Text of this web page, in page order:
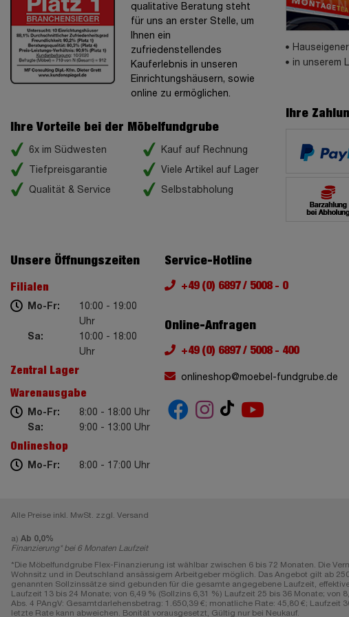
qualitative Beratung steht
für uns an erster Stelle, um
Ihnen ein
zufriedenstellendes
Kauferlebnis in unseren
Einrichtungshäusern, sowie
online zu ermöglichen.
Ihre Vorteile bei der Möbelfundgrube
6x im Südwesten
Tiefpreisgarantie
Qualität & Service
Kauf auf Rechnung
Viele Artikel auf Lager
Selbstabholung
in unserem
Ihre
Unsere Öffnungszeiten
Filialen
Mo-Fr:
10:00 - 19:00
Uhr
Sa:
10:00 - 18:00
Uhr
Zentral Lager
Warenausgabe
Mo-Fr:
8:00 - 18:00 Uhr
Sa:
9:00 - 13:00 Uhr
Onlineshop
Mo-Fr: 8:00 - 17:00 Uhr
Service-Hotline
+49 (0) 6897 / 5008 - 0
Online-Anfragen
+49 (0) 6897 / 5008 - 400
onlineshop@moebel-fundgrube.de
Alle Preise inkl. MwSt. zzgl. Versand
a) Ab 0,0%
Finanzierung* bei 6 Monaten Laufzeit
*Die Möbelfundgrube Flex-Finanzierung ist wählbar zwischen 6 bis 72 Monaten. Die
Wohnsitz und in Deutschland ansässigem Arbeitgeber möglich. Das Angebot gilt ab
genannten Sollzinssätze sind gebunden für die gesamte angegebene Laufzeit,
Laufzeit 13 bis 24 Monate; von 6,49 % (Sollzins 6,31 %) Laufzeit 25 bis 36 Monate;
Abs. 4 PAngV: Gesamtdarlehensbetrag: 1.650,39 €; monatliche Rate: 45,80 €;
letzte Rate kann abweichen. Bonität vorausgesetzt, Gültig nur bei Neukauf.